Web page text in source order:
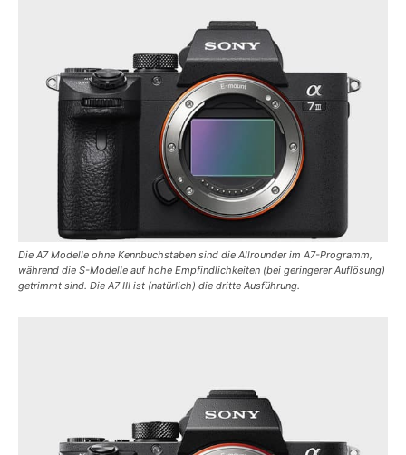
Die A7 Modelle ohne Kennbuchstaben sind die Allrounder im A7-Programm,
während die S-Modelle auf hohe Empfindlichkeiten (bei geringerer Auflösung)
getrimmt sind. Die A7 III ist (natürlich) die dritte Ausführung.